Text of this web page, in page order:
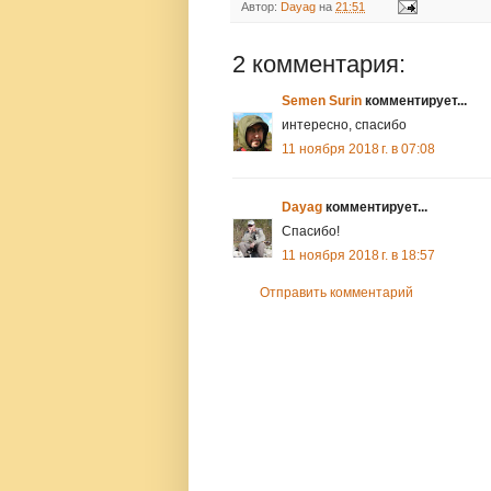
Автор: Dayag на 21:51
2 комментария:
Semen Surin комментирует...
интересно, спасибо
11 ноября 2018 г. в 07:08
Dayag комментирует...
Спасибо!
11 ноября 2018 г. в 18:57
Отправить комментарий